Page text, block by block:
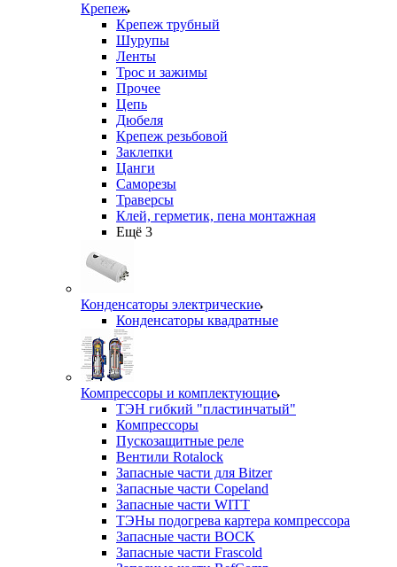
Крепеж
Крепеж трубный
Шурупы
Ленты
Трос и зажимы
Прочее
Цепь
Дюбеля
Крепеж резьбовой
Заклепки
Цанги
Саморезы
Траверсы
Клей, герметик, пена монтажная
Ещё 3
Конденсаторы электрические
Конденсаторы квадратные
Компрессоры и комплектующие
ТЭН гибкий "пластинчатый"
Компрессоры
Пускозащитные реле
Вентили Rotalock
Запасные части для Bitzer
Запасные части Copeland
Запасные части WITT
ТЭНы подогрева картера компрессора
Запасные части BOCK
Запасные части Frascold